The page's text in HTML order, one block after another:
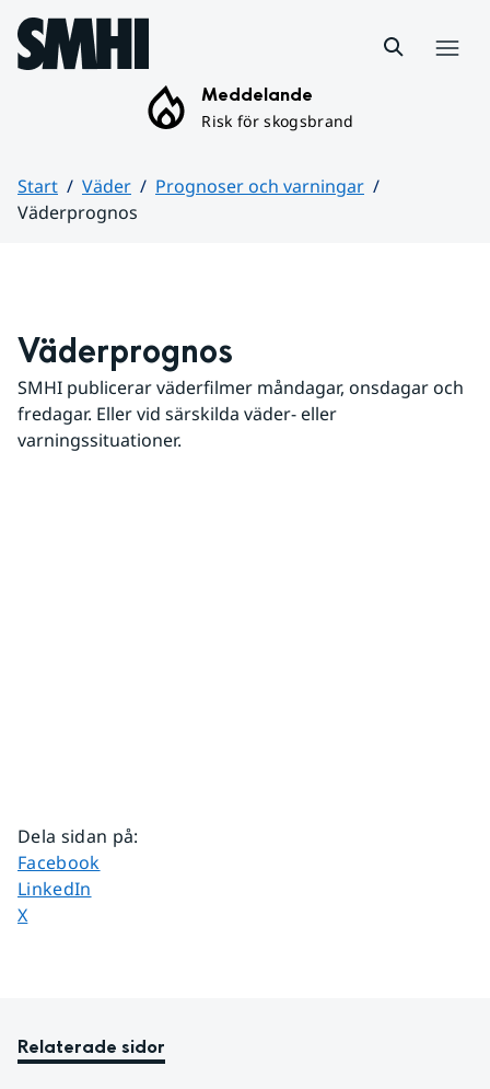
Hoppa till sidans innehåll
Meddelande
Risk för skogsbrand
Start Väder
Prognoser och varningar
Väderprognos
Väderprognos
SMHI publicerar väderfilmer måndagar, onsdagar och
fredagar. Eller vid särskilda väder- eller
varningssituationer.
Dela sidan på:
Dela sidan på
Facebook
Dela sidan på
LinkedIn
Dela sidan på
X
Relaterade sidor